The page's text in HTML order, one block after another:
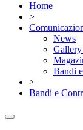
Home
>
News
Bandi
>
Bandi e